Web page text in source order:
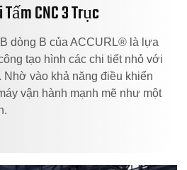
CNC 3 Trục
dòng B của ACCURL® là lựa
tạo hình các chi tiết nhỏ với
Nhờ vào khả năng điều khiển
vận hành mạnh mẽ như một